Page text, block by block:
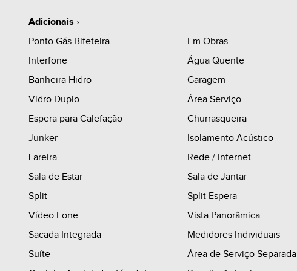
Adicionais ›
Ponto Gás Bifeteira
Em Obras
Interfone
Água Quente
Banheira Hidro
Garagem
Vidro Duplo
Área Serviço
Espera para Calefação
Churrasqueira
Junker
Isolamento Acústico
Lareira
Rede / Internet
Sala de Estar
Sala de Jantar
Split
Split Espera
Vídeo Fone
Vista Panorâmica
Sacada Integrada
Medidores Individuais
Suíte
Área de Serviço Separada